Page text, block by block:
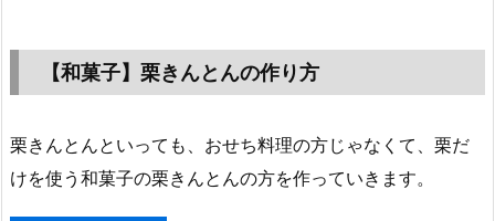
【和菓子】栗きんとんの作り方
栗きんとんといっても、おせち料理の方じゃなくて、栗だ
けを使う和菓子の栗きんとんの方を作っていきます。